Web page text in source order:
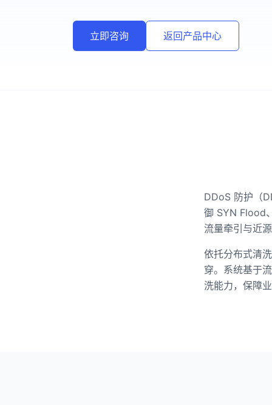
立即咨询 返回产品中心
DDoS 防护（
御 SYN Flood
流量牵引与近
依托分布式清
穿。系统基于
洗能力，保障